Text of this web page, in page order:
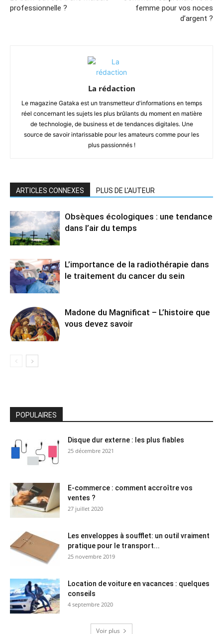
professionnelle ?
femme pour vos noces
d’argent ?
La rédaction
Le magazine Gataka est un transmetteur d'informations en temps
réel concernant les sujets les plus brûlants du moment en matière
de technologie, de business et de tendances digitales. Une
source de savoir intarissable pour les amateurs comme pour les
plus passionnés !
ARTICLES CONNEXES PLUS DE L'AUTEUR
Obsèques écologiques : une tendance
dans l’air du temps
L’importance de la radiothérapie dans
le traitement du cancer du sein
Madone du Magnificat – L’histoire que
vous devez savoir
POPULAIRES
Disque dur externe : les plus fiables
25 décembre 2021
E-commerce : comment accroître vos
ventes ?
27 juillet 2020
Les enveloppes à soufflet: un outil vraiment
pratique pour le transport...
25 novembre 2019
Location de voiture en vacances : quelques
conseils
4 septembre 2020
Voir plus